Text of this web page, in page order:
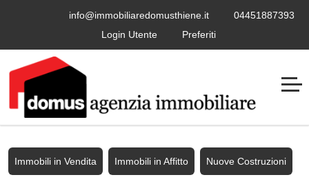
info@immobiliaredomusthiene.it
04451887393
Login Utente
Preferiti
Immobili in Vendita Immobili in Affitto Nuove Costruzioni